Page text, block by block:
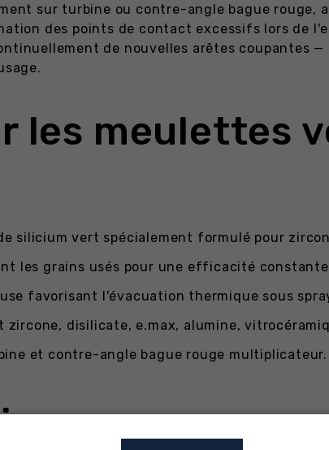
sur turbine ou contre-angle bague rouge,
des points de contact excessifs lors de
de nouvelles arêtes coupantes
les meulettes
silicium vert spécialement formulé pour
les grains usés pour une efficacité
favorisant l'évacuation thermique sous
zircone, disilicate, e.max, alumine,
et contre-angle bague rouge multiplicateur.